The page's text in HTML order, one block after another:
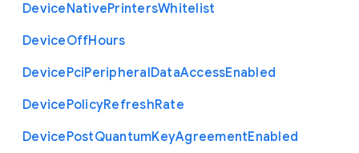
DeviceNativePrintersWhitelist
DeviceOffHours
DevicePciPeripheralDataAccessEnabled
DevicePolicyRefreshRate
DevicePostQuantumKeyAgreementEnabled